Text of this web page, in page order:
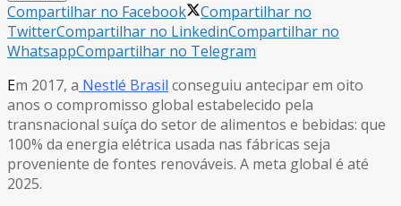
Compartilhar no Facebook
Compartilhar no
TwitterCompartilhar no LinkedinCompartilhar no
WhatsappCompartilhar no Telegram
Em 2017, a Nestlé Brasil conseguiu antecipar em oito
anos o compromisso global estabelecido pela
transnacional suíça do setor de alimentos e bebidas: que
100% da energia elétrica usada nas fábricas seja
proveniente de fontes renováveis. A meta global é até
2025.